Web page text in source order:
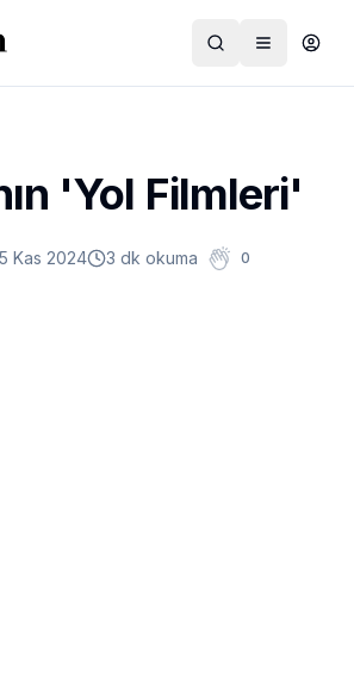
'Yol Filmleri'
5 Kas 2024 3 dk okuma 0